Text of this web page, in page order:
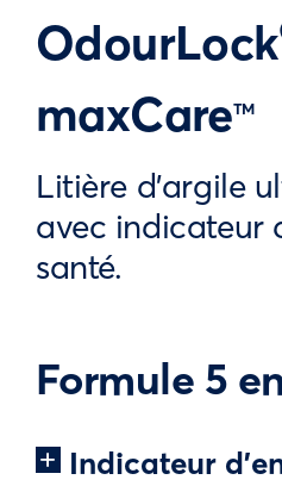
OdourLock
maxCareTM
Litière d’argile
avec indicateur
santé.
Formule 5
Indicateur